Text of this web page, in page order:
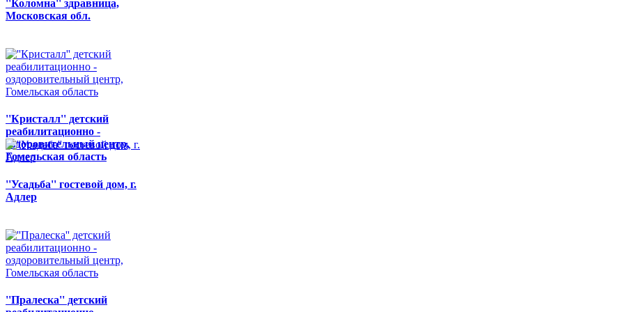
''Коломна'' здравница,
Московская обл.
''Кристалл'' детский
реабилитационно -
оздоровительный центр,
Гомельская область
''Усадьба'' гостевой дом, г.
Адлер
''Пралеска'' детский